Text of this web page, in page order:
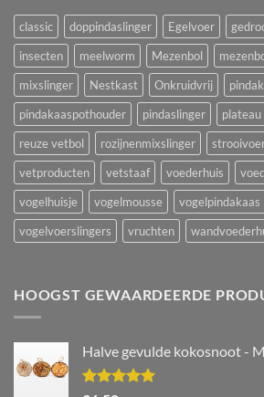
classic doppindaslinger Egelvoer
insecten
meelworm Mezenbol
mixslinger
Nestkast Onkruidvrij
pindakaaspothouder
pindaslinger plateau
reuze vetbol
rozijnenmixslinger
vetproducten
vetstaaf voederhuis
vogelhuisje
vogelmousse vogelpindakaas
vogelvoerslingers
vruchten
HOOGST GEWAARDEERDE
Halve gevulde kokosnoot -